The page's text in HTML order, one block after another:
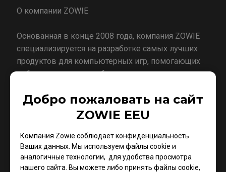
Добро пожаловать на сайт
ZOWIE EEU
Компания Zowie соблюдает конфиденциальность
Ваших данных. Мы используем файлы cookie и
аналогичные технологии, для удобства просмотра
нашего сайта. Вы можете либо принять файлы cookie,
О компании ZOWIE
Основанная в конце 2008 года, компания ZOWIE
специализируется на разработке самых лучших
продуктов для компьютерных игр, помогающих
киберспортсменам добиться максимально
году корпорация BenQ приобрела торговую марку
ZOWIE, чтобы под этим брендом выпускать
геймерам настоящий соревновательный опыт и
радость победы.